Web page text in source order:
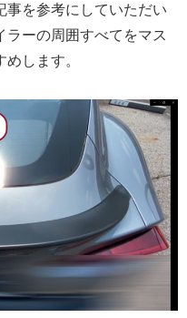
事を参考にしていただい
ラーの周囲すべてをマス
します。